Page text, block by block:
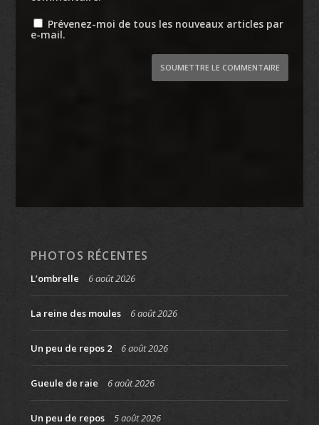
Prévenez-moi de tous les nouveaux articles par
e-mail.
SOUMETTRE LE COMMENTAIRE
PHOTOS RÉCENTES
L’ombrelle 6 août 2026
La reine des moules 6 août 2026
Un peu de repos 2 6 août 2026
Gueule de raie 6 août 2026
Un peu de repos 5 août 2026